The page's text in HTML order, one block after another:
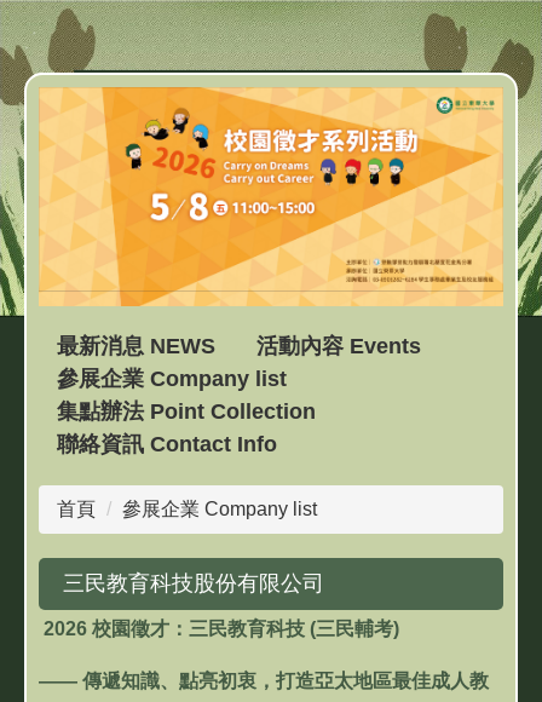
跳
到
主
要
內
容
區
最新消息 NEWS
活動內容 Events
參展企業 Company list
集點辦法 Point Collection
聯絡資訊 Contact Info
首頁 參展企業 Company list
三民教育科技股份有限公司
2026 校園徵才：三民教育科技 (三民輔考)
—— 傳遞知識、點亮初衷，打造亞太地區最佳成人教